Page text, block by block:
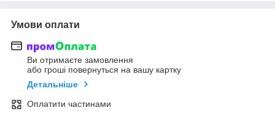
Умови оплати
Ви отримаєте замовлення
або гроші повернуться на вашу картку
Детальніше
Оплатити частинами